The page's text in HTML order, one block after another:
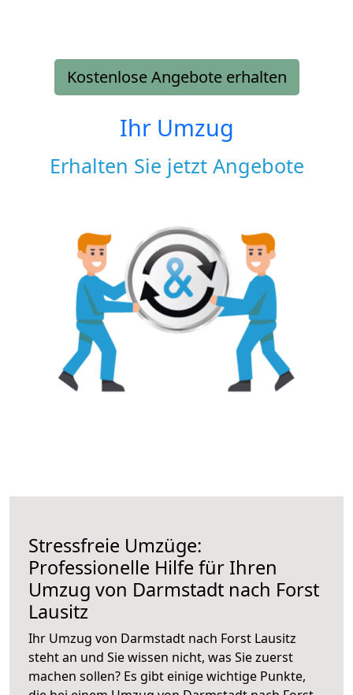
Kostenlose Angebote erhalten
Ihr Umzug
Erhalten Sie jetzt Angebote
Stressfreie Umzüge:
Professionelle Hilfe für Ihren
Umzug von Darmstadt nach Forst
Lausitz
Ihr Umzug von Darmstadt nach Forst Lausitz
steht an und Sie wissen nicht, was Sie zuerst
machen sollen? Es gibt einige wichtige Punkte,